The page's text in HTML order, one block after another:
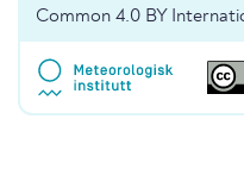
Common 4.0 BY